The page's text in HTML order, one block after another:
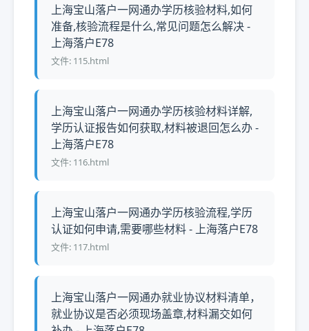
上海宝山落户一网通办学历核验材料,如何
准备,核验流程是什么,常见问题怎么解决 -
上海落户E78
文件: 115.html
上海宝山落户一网通办学历核验材料详解,
学历认证报告如何获取,材料被退回怎么办 -
上海落户E78
文件: 116.html
上海宝山落户一网通办学历核验流程,学历
认证如何申请,需要哪些材料 - 上海落户E78
文件: 117.html
上海宝山落户一网通办就业协议材料清单，
就业协议是否必须现场盖章,材料漏交如何